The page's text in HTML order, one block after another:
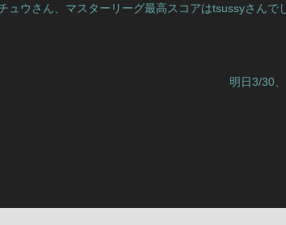
ウさん、マスターリーグ最高スコアはtsussyさんで
明日3/30